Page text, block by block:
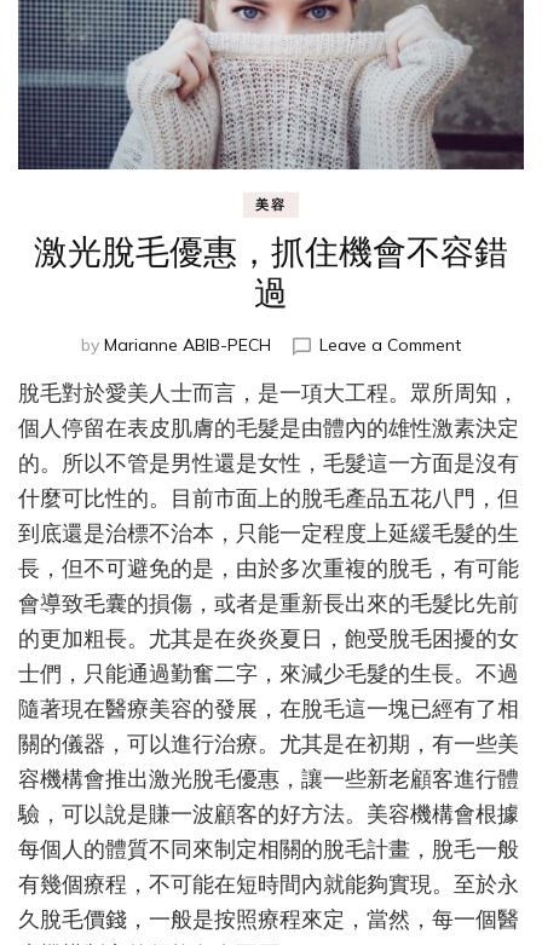
美容
激光脫毛優惠，抓住機會不容錯
過
by Marianne ABIB-PECH Leave a Commenton
光
脫
毛
優
惠，
抓
住
機
會
容
錯
過
脫毛對於愛美人士而言，是一項大工程。眾所周知，
個人停留在表皮肌膚的毛髮是由體內的雄性激素決定
的。所以不管是男性還是女性，毛髮這一方面是沒有
什麼可比性的。目前市面上的脫毛產品五花八門，但
到底還是治標不治本，只能一定程度上延緩毛髮的生
長，但不可避免的是，由於多次重複的脫毛，有可能
會導致毛囊的損傷，或者是重新長出來的毛髮比先前
的更加粗長。尤其是在炎炎夏日，飽受脫毛困擾的女
士們，只能通過勤奮二字，來減少毛髮的生長。不過
隨著現在醫療美容的發展，在脫毛這一塊已經有了相
關的儀器，可以進行治療。尤其是在初期，有一些美
容機構會推出激光脫毛優惠，讓一些新老顧客進行體
驗，可以說是賺一波顧客的好方法。美容機構會根據
每個人的體質不同來制定相關的脫毛計畫，脫毛一般
有幾個療程，不可能在短時間內就能夠實現。至於永
久脫毛價錢，一般是按照療程來定，當然，每一個醫